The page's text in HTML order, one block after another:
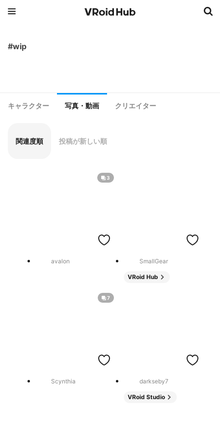
#wip
キャラクター 写真・動画 クリエイター
関連度順 投稿が新しい順
3
avalon SmallGear
VRoid Hub
7
Scynthia darkseby7
VRoid Studio